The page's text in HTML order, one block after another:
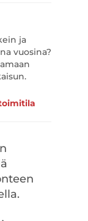
ja
vuosina?